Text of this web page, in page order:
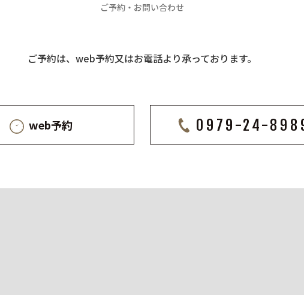
ご予約・お問い合わせ
ご予約は、web予約又はお電話より承っております。
web予約 0979-24-